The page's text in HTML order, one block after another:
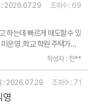
: 2026.07.29 조회수 : 69
하는데 빠르게 매도할수 있
운영 .학교 학원 주택가에
빠르게 매도를 해야하는
작성자 : 한**
: 2026.07.29 조회수 : 71
영